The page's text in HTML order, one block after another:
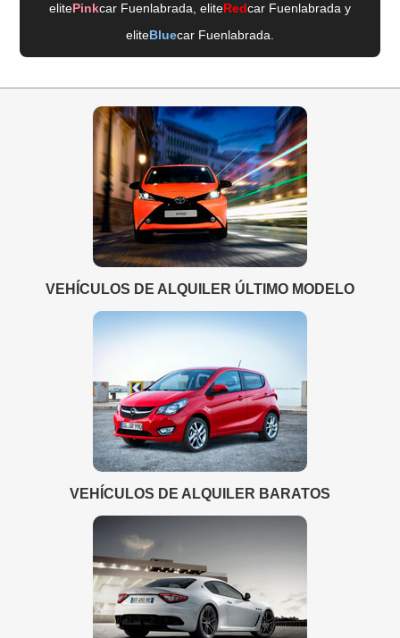
elitePinkcar Fuenlabrada , eliteRedcar Fuenlabrada y
eliteBluecar Fuenlabrada
VEHÍCULOS DE ALQUILER ÚLTIMO MODELO
VEHÍCULOS DE ALQUILER BARATOS